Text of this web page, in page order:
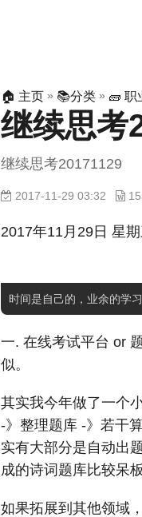
🏠 主页 » 📚分类 » 🧱 职
继续思考
继续思考20171129
2017-11-29 03:32
2017年11月29日 星期
一. 在线考试平台 or
似。
其实我今年做了一个
-》整理题库 -》若干
实有大部分是自动出
成的诗词题库比较呆
如果拓展到其他领域